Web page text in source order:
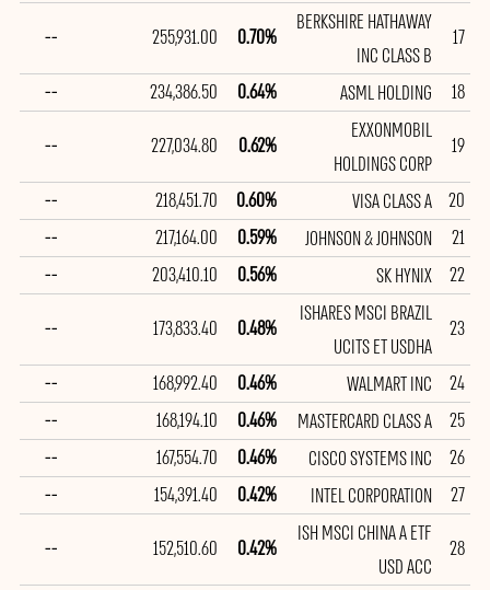
17
BERKSHIRE HATHAWAY
INC CLASS B
0.70%
255,931.00
--
18
ASML HOLDING
0.64%
234,386.50
--
19
EXXONMOBIL
HOLDINGS CORP
0.62%
227,034.80
--
20
VISA CLASS A
0.60%
218,451.70
--
21
JOHNSON & JOHNSON
0.59%
217,164.00
--
22
SK HYNIX
0.56%
203,410.10
--
23
ISHARES MSCI BRAZIL
UCITS ET USDHA
0.48%
173,833.40
--
24
WALMART INC
0.46%
168,992.40
--
25
MASTERCARD CLASS A
0.46%
168,194.10
--
26
CISCO SYSTEMS INC
0.46%
167,554.70
--
27
INTEL CORPORATION
0.42%
154,391.40
--
28
ISH MSCI CHINA A ETF
USD ACC
0.42%
152,510.60
--